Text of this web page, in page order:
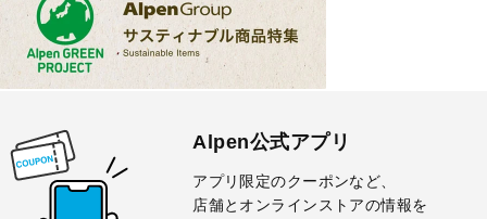
Alpen公式アプリ
アプリ限定のクーポンなど、
店舗とオンラインストアの情報を